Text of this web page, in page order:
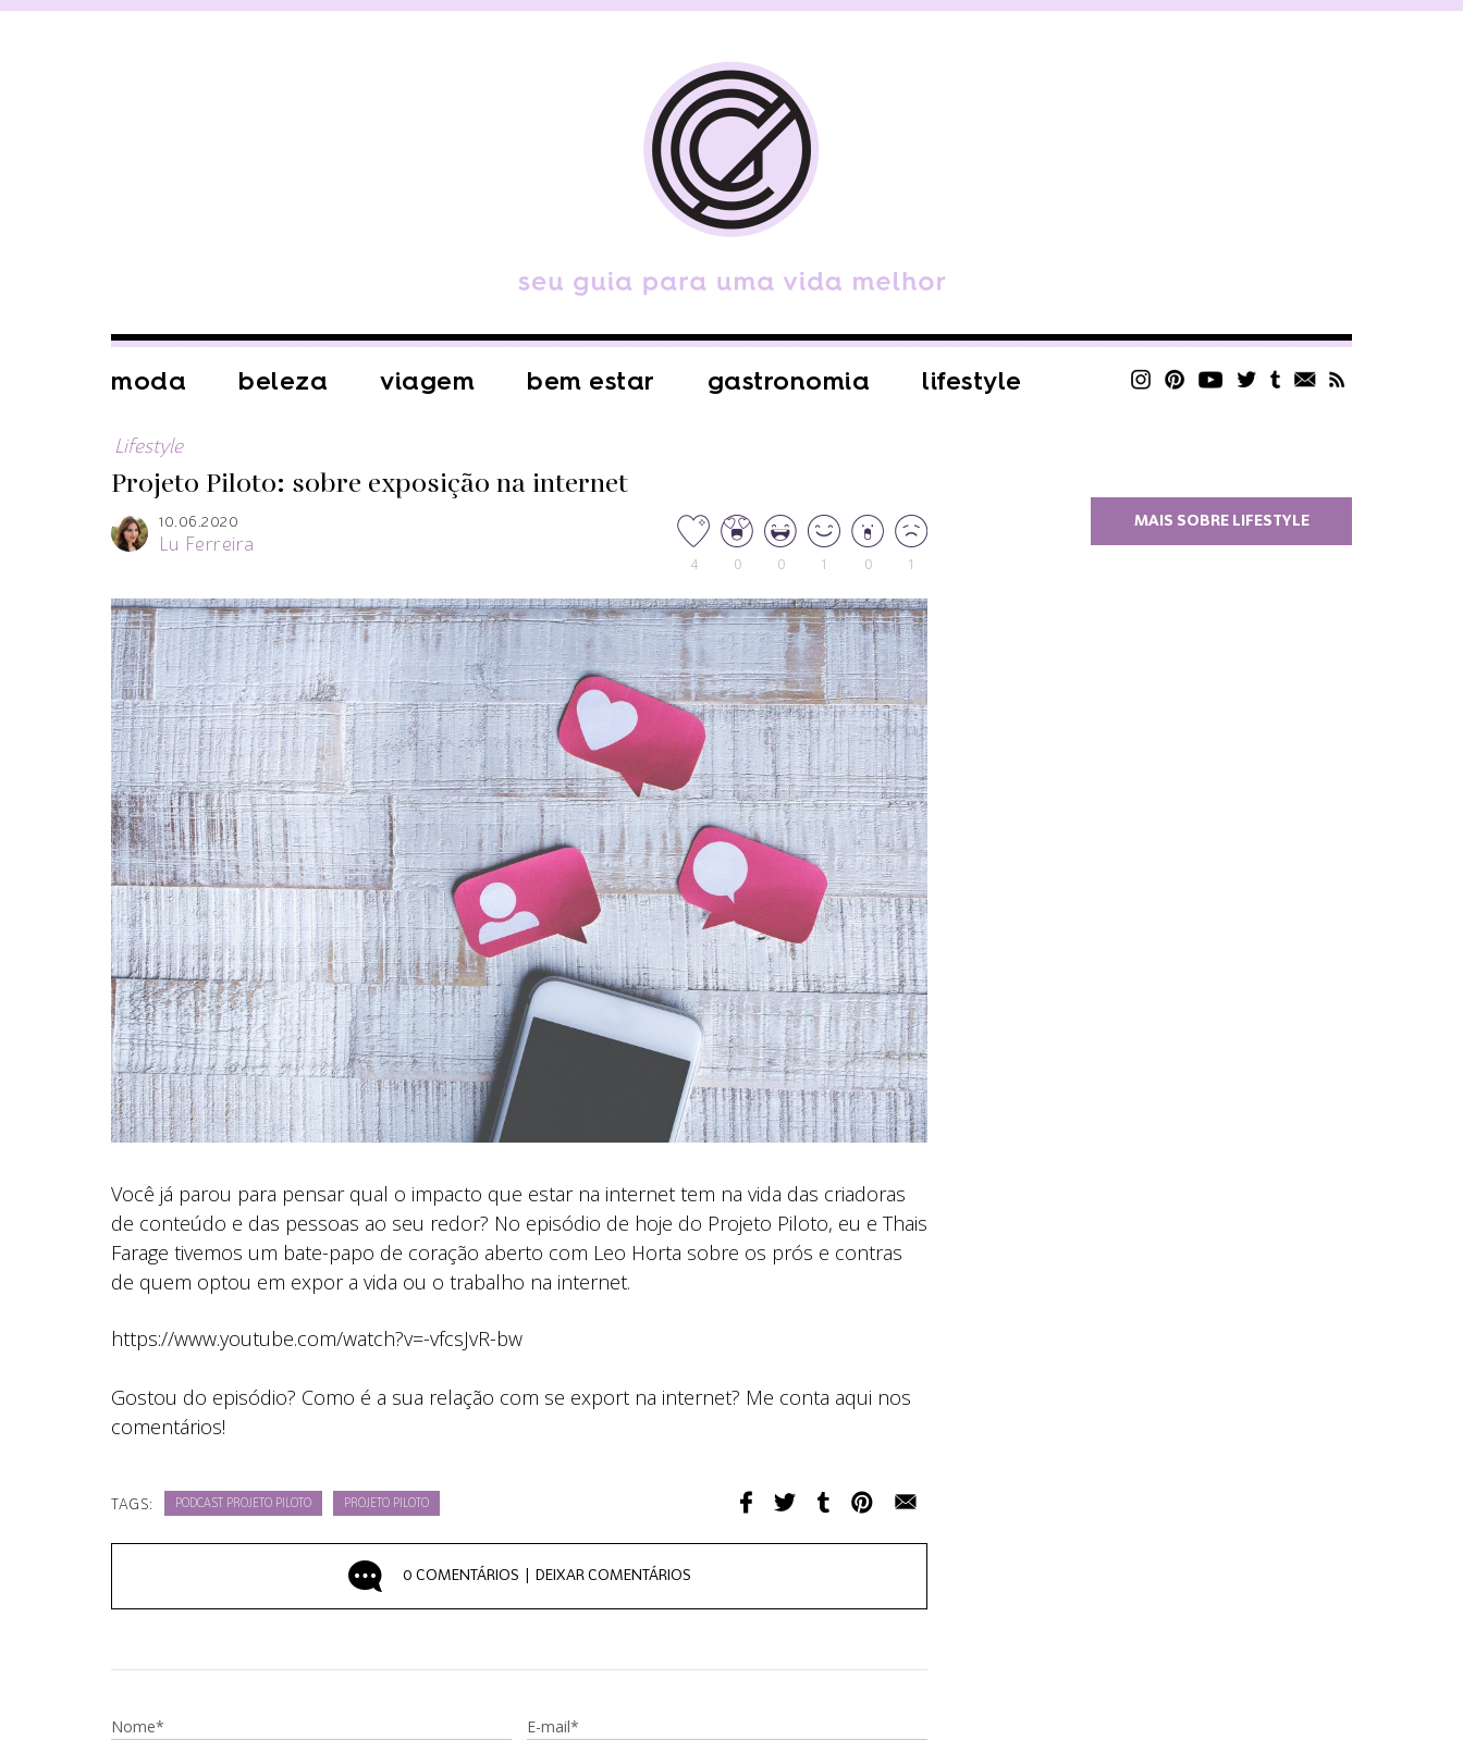
moda beleza viagem bem estar gastronomia lifestyle
Lifestyle
Projeto Piloto: sobre exposição na internet
10.06.2020
Lu Ferreira
4 0 0 1 0 1
Você já parou para pensar qual o impacto que estar na internet tem na vida das criadoras
de conteúdo e das pessoas ao seu redor? No episódio de hoje do Projeto Piloto, eu e Thais
Farage tivemos um bate-papo de coração aberto com Leo Horta sobre os prós e contras
de quem optou em expor a vida ou o trabalho na internet.
https://www.youtube.com/watch?v=-vfcsJvR-bw
Gostou do episódio? Como é a sua relação com se export na internet? Me conta aqui nos
comentários!
TAGS: PODCAST PROJETO PILOTO PROJETO PILOTO
0 COMENTÁRIOS | DEIXAR COMENTÁRIOS
Nome* E-mail*
MAIS SOBRE LIFESTYLE